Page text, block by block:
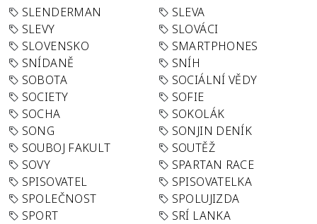
SLENDERMAN
SLEVA
SLEVY
SLOVÁCI
SLOVENSKO
SMARTPHONES
SNÍDANĚ
SNÍH
SOBOTA
SOCIÁLNÍ VĚDY
SOCIETY
SOFIE
SOCHA
SOKOLÁK
SONG
SONJIN DENÍK
SOUBOJ FAKULT
SOUTĚŽ
SOVY
SPARTAN RACE
SPISOVATEL
SPISOVATELKA
SPOLEČNOST
SPOLUJIZDA
SPORT
SRÍ LANKA